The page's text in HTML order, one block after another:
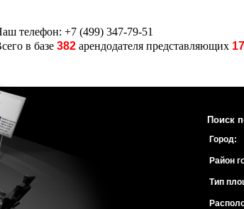
телефон: +7 (499) 347-79-51
в базе 382 арендодателя представляющих
Поиск
Город:
Район
Тип